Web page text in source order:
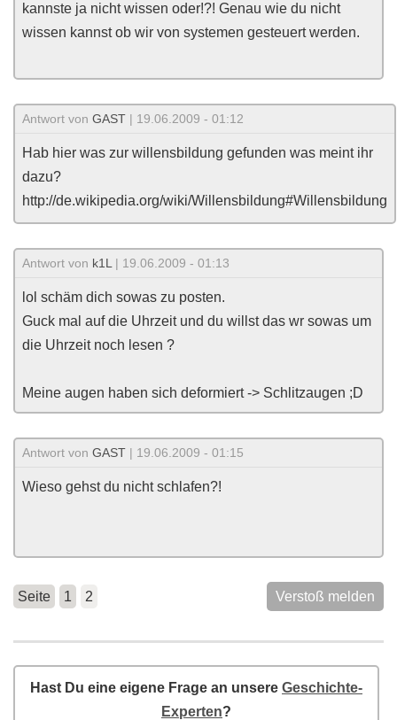
kannste ja nicht wissen oder!?! Genau wie du nicht
wissen kannst ob wir von systemen gesteuert werden.
Antwort von GAST | 19.06.2009 - 01:12
Hab hier was zur willensbildung gefunden was meint ihr
dazu?
http://de.wikipedia.org/wiki/Willensbildung#Willensbildung
Antwort von k1L | 19.06.2009 - 01:13
lol schäm dich sowas zu posten.
Guck mal auf die Uhrzeit und du willst das wr sowas um
die Uhrzeit noch lesen ?
Meine augen haben sich deformiert -> Schlitzaugen ;D
Antwort von GAST | 19.06.2009 - 01:15
Wieso gehst du nicht schlafen?!
Seite 1 2 Verstoß melden
Hast Du eine eigene Frage an unsere Geschichte-
Experten?